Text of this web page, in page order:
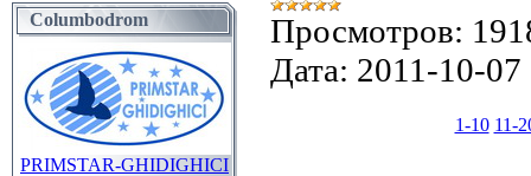
Columbodrom
PRIMSTAR-GHIDIGHICI
Просмотров:
Дата: 2011-10-07
1-10 11-